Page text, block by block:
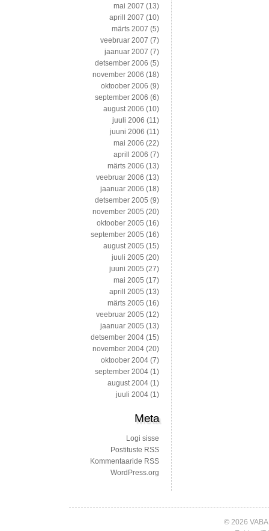
mai 2007 (13)
aprill 2007 (10)
märts 2007 (5)
veebruar 2007 (7)
jaanuar 2007 (7)
detsember 2006 (5)
november 2006 (18)
oktoober 2006 (9)
september 2006 (6)
august 2006 (10)
juuli 2006 (11)
juuni 2006 (11)
mai 2006 (22)
aprill 2006 (7)
märts 2006 (13)
veebruar 2006 (13)
jaanuar 2006 (18)
detsember 2005 (9)
november 2005 (20)
oktoober 2005 (16)
september 2005 (16)
august 2005 (15)
juuli 2005 (20)
juuni 2005 (27)
mai 2005 (17)
aprill 2005 (13)
märts 2005 (16)
veebruar 2005 (12)
jaanuar 2005 (13)
detsember 2004 (15)
november 2004 (20)
oktoober 2004 (7)
september 2004 (1)
august 2004 (1)
juuli 2004 (1)
Meta
Logi sisse
Postituste RSS
Kommentaaride RSS
WordPress.org
© 2026